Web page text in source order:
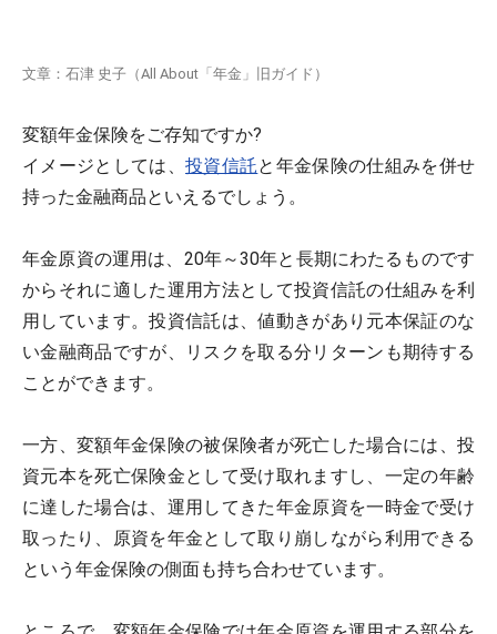
文章：石津 史子（All About「年金」旧ガイド）
変額年金保険をご存知ですか?
イメージとしては、 投資信託と年金保険の仕組みを併せ
持った金融商品といえるでしょう。
年金原資の運用は、20年～30年と長期にわたるものです
からそれに適した運用方法として投資信託の仕組みを利
用しています。投資信託は、値動きがあり元本保証のな
い金融商品ですが、リスクを取る分リターンも期待する
ことができます。
一方、変額年金保険の被保険者が死亡した場合には、投
資元本を死亡保険金として受け取れますし、一定の年齢
に達した場合は、運用してきた年金原資を一時金で受け
取ったり、原資を年金として取り崩しながら利用できる
という年金保険の側面も持ち合わせています。